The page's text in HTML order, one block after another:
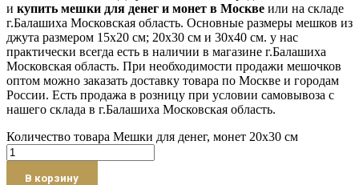
и купить мешки для денег и монет в Москве или на складе
г.Балашиха Московская область. Основные размеры мешков из
джута размером 15х20 см; 20х30 см и 30х40 см. у нас
практически всегда есть в наличии в магазине г.Балашиха
Московская область. При необходимости продажи мешочков
оптом можно заказать доставку товара по Москве и городам
России. Есть продажа в розницу при условии самовывоза с
нашего склада в г.Балашиха Московская область.
Количество товара Мешки для денег, монет 20х30 см
В корзину